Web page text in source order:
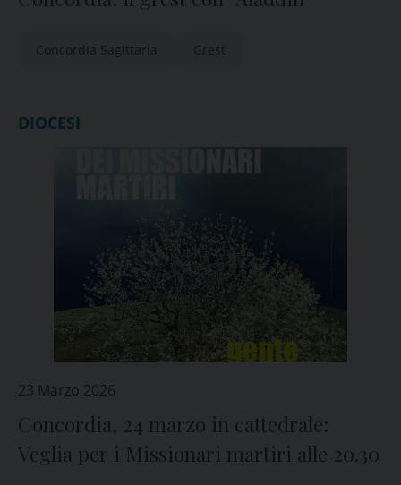
Concordia Sagittaria Grest
DIOCESI
23 Marzo 2026
Concordia, 24 marzo in cattedrale:
Veglia per i Missionari martiri alle 20.30